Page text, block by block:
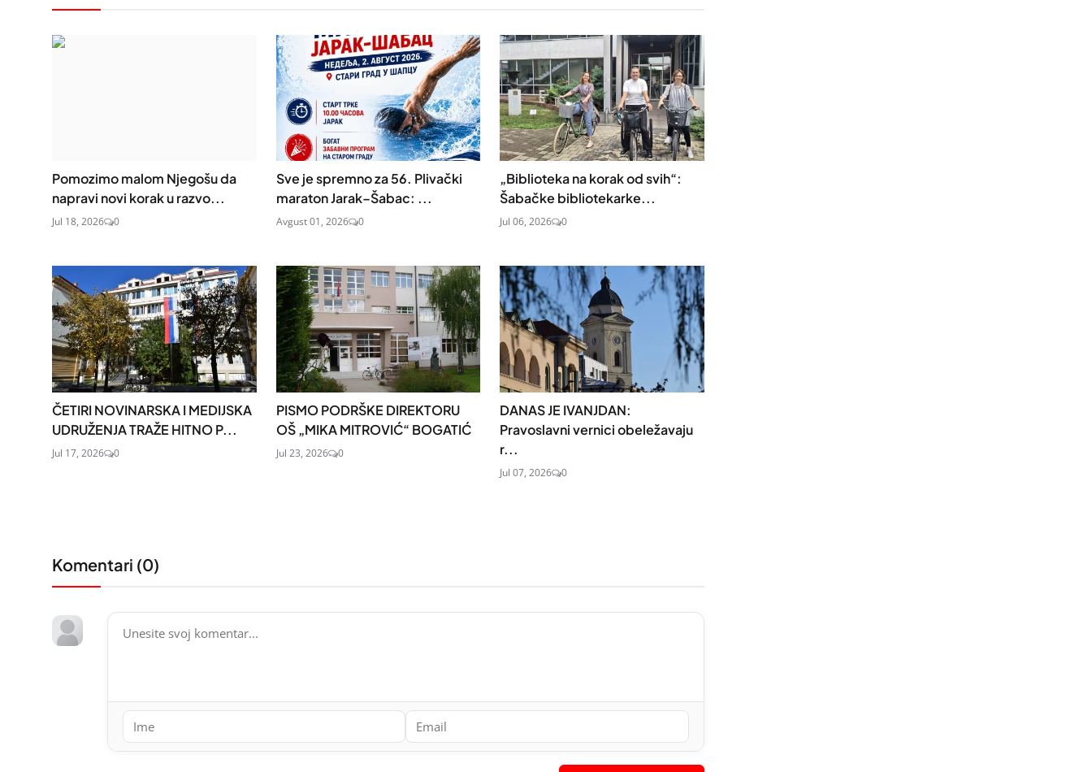
Pomozimo malom Njegošu da
napravi novi korak u razvo...
Jul 18, 2026 0
Sve je spremno za 56. Plivački
maraton Jarak–Šabac: ...
Avgust 01, 2026 0
„Biblioteka na korak od svih“:
Šabačke bibliotekarke...
Jul 06, 2026 0
ČETIRI NOVINARSKA I MEDIJSKA
UDRUŽENJA TRAŽE HITNO P...
Jul 17, 2026 0
PISMO PODRŠKE DIREKTORU
OŠ „MIKA MITROVIĆ“ BOGATIĆ
Jul 23, 2026 0
DANAS JE IVANJDAN:
Pravoslavni vernici obeležavaju
r...
Jul 07, 2026 0
Komentari (0)